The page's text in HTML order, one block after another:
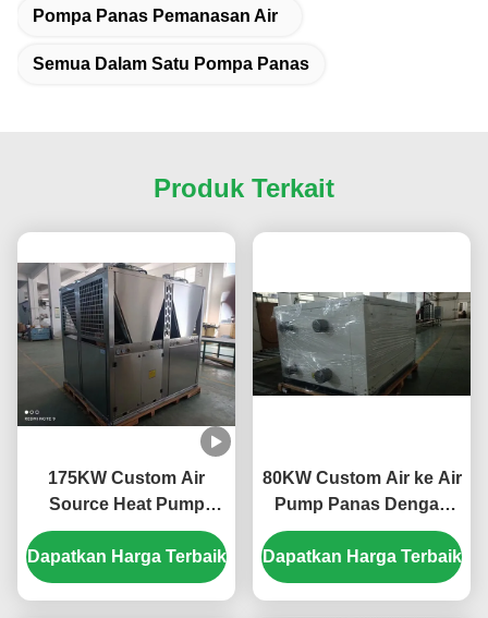
Pompa Panas Pemanasan Air
Semua Dalam Satu Pompa Panas
Produk Terkait
175KW Custom Air
Source Heat Pump
dengan Tabung Shell
Horizontal dan Scroll
Compressor untuk
Dapatkan Harga Terbaik
80KW Custom Air ke Air
Pump Panas Dengan
Plate Panas Exchanger
Dapatkan Harga Terbaik